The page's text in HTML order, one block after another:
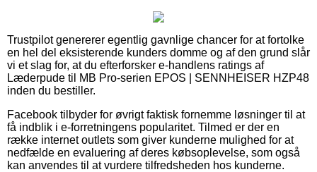
Trustpilot genererer egentlig gavnlige chancer for at fortolke
en hel del eksisterende kunders domme og af den grund slår
vi et slag for, at du efterforsker e-handlens ratings af
Læderpude til MB Pro-serien EPOS | SENNHEISER HZP48
inden du bestiller.
Facebook tilbyder for øvrigt faktisk fornemme løsninger til at
få indblik i e-forretningens popularitet. Tilmed er der en
række internet outlets som giver kunderne mulighed for at
nedfælde en evaluering af deres købsoplevelse, som også
kan anvendes til at vurdere tilfredsheden hos kunderne.